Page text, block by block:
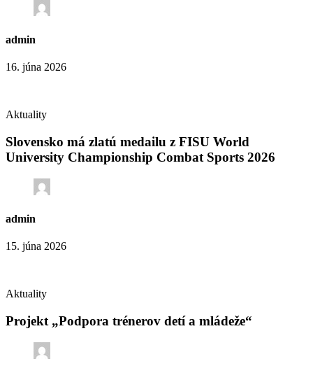
admin
16. júna 2026
Aktuality
Slovensko má zlatú medailu z FISU World
University Championship Combat Sports 2026
admin
15. júna 2026
Aktuality
Projekt „Podpora trénerov detí a mládeže“